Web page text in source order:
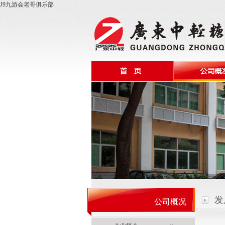
J9九游会老哥俱乐部
公司概况